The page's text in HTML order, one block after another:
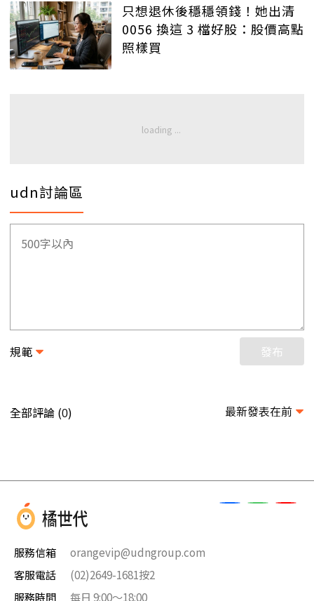
只想退休後穩穩領錢！她出清
0056 換這 3 檔好股：股價高點
照樣買
udn討論區
規範 發布
全部評論 (0) 最新發表在前
服務信箱
orangevip@udngroup.com
客服電話
(02)2649-1681按2
服務時間
每日 9:00～18:00